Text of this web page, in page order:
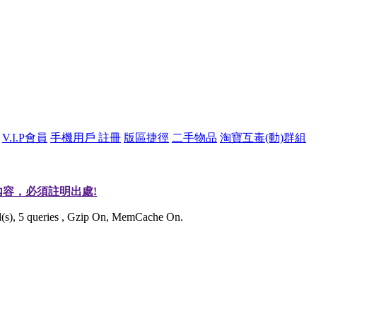
V.I.P會員 手機用戶 註冊 版區捷徑 二手物品 淘寶互毒(動)群組
，必須註明出處!
5 queries , Gzip On, MemCache On.